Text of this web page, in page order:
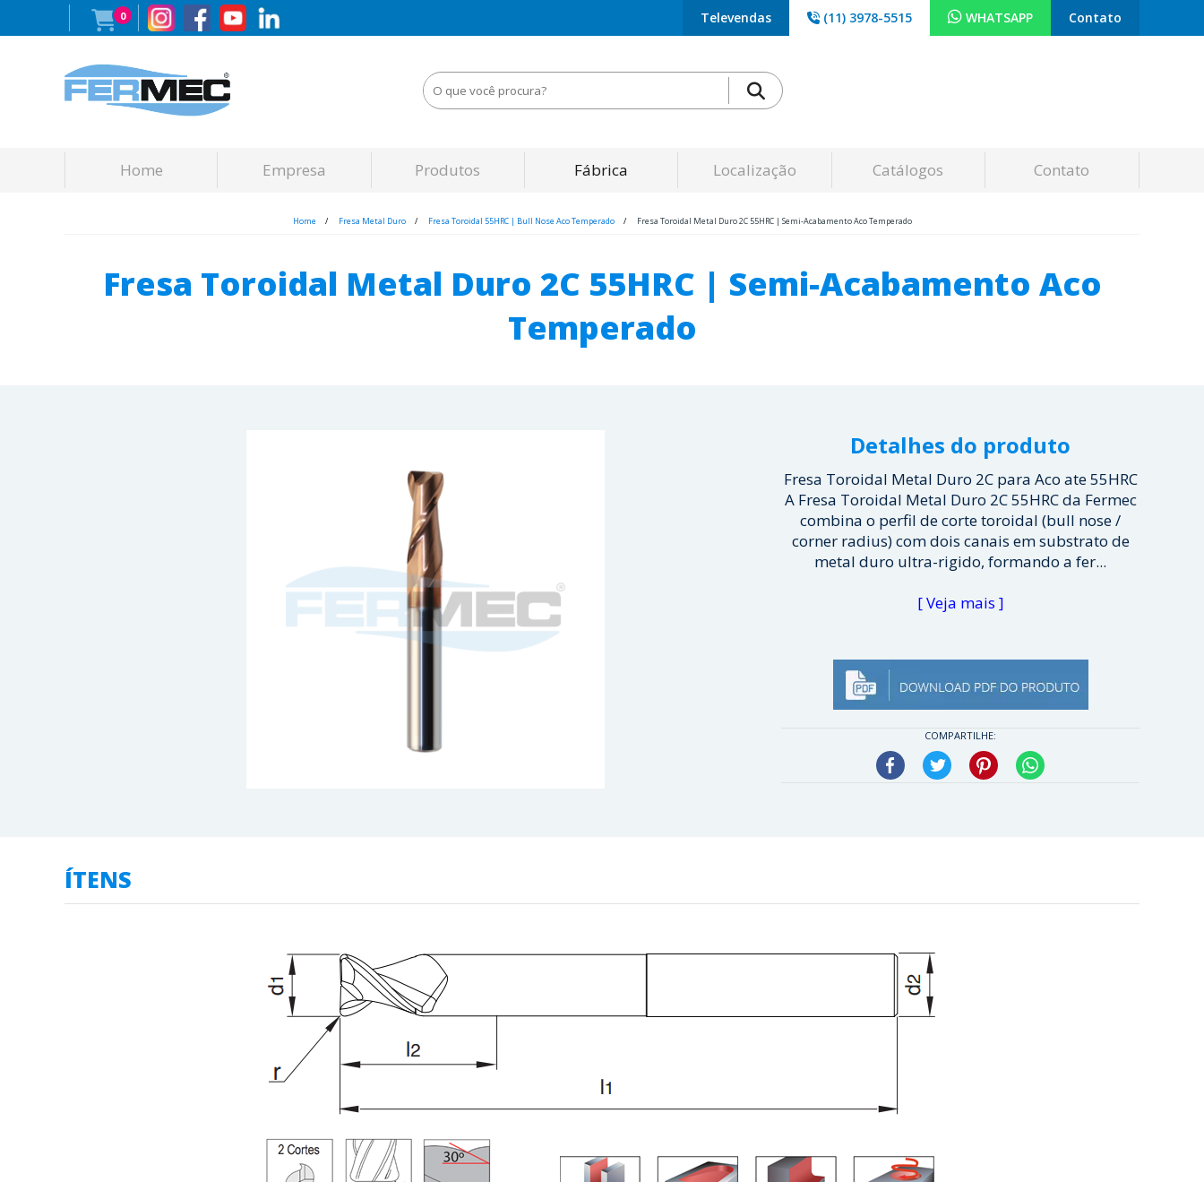
0 Contato
WHATSAPP
(11) 3978-5515
Televendas
Home Empresa Produtos Fábrica Localização Catálogos Contato
Home Fresa Metal Duro Fresa Toroidal 55HRC | Bull Nose Aco Temperado Fresa Toroidal Metal Duro 2C 55HRC | Semi-Acabamento Aco Temperado
Fresa Toroidal Metal Duro 2C 55HRC | Semi-Acabamento Aco
Temperado
Detalhes do produto
Fresa Toroidal Metal Duro 2C para Aco ate 55HRC
A Fresa Toroidal Metal Duro 2C 55HRC da Fermec
combina o perfil de corte toroidal (bull nose /
corner radius) com dois canais em substrato de
metal duro ultra-rigido, formando a fer...
[ Veja mais ]
COMPARTILHE:
Facebook Twitter Pinterest
ÍTENS